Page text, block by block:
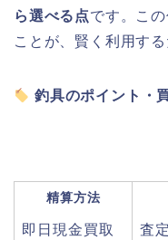
ら選べる点です。こ
ことが、賢く利用す
釣具のポイント・
精算方法
即日現金買取 査